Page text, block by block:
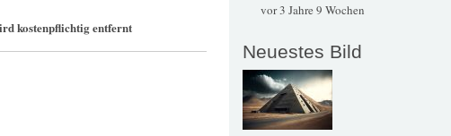
kostenpflichtig entfernt
vor 3 Jahre 9 Wochen
Neuestes Bild